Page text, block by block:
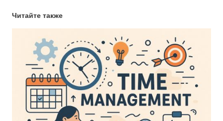
Читайте также